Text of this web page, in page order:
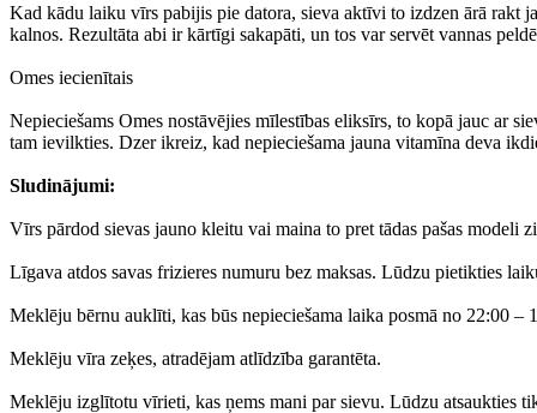
Kad kādu laiku vīrs pabijis pie datora, sieva aktīvi to izdzen ārā rakt
kalnos. Rezultāta abi ir kārtīgi sakapāti, un tos var servēt vannas
Omes iecienītais
Nepieciešams Omes nostāvējies mīlestības eliksīrs, to kopā jauc ar
tam ievilkties. Dzer ikreiz, kad nepieciešama jauna vitamīna deva
Sludinājumi:
Vīrs pārdod sievas jauno kleitu vai maina to pret tādas pašas modeli
Līgava atdos savas frizieres numuru bez maksas. Lūdzu pietikties
Meklēju bērnu auklīti, kas būs nepieciešama laika posmā no 22:00 –
Meklēju vīra zeķes, atradējam atlīdzība garantēta.
Meklēju izglītotu vīrieti, kas ņems mani par sievu. Lūdzu atsaukties